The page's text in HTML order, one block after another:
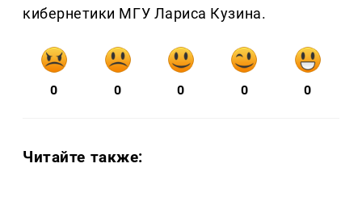
кибернетики МГУ Лариса Кузина.
0 0 0 0 0
Читайте также: